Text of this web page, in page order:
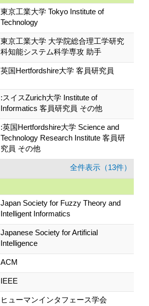
東京工業大学 Tokyo Institute of
Technology
東京工業大学 大学院総合理工学研究
科知能システム科学専攻 助手
英国Hertfordshire大学 客員研究員
:スイスZurich大学 Institute of
Informatics 客員研究員 その他
:英国Hertfordshire大学 Science and
Technology Research Institute 客員研
究員 その他
全件表示（13件）
Japan Society for Fuzzy Theory and
Intelligent Informatics
Japanese Society for Artificial
Intelligence
ACM
IEEE
ヒューマンインタフェース学会